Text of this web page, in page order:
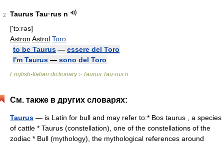
2
Taurus Tau·rus n
['tɔːrəs]
Astron Astrol Toro
to be Taurus — essere del Toro
I'm Taurus — sono del Toro
English-Italian dictionary> Taurus Tau·rus n
См. также в других словарях:
Taurus — is Latin for bull and may refer to:* Bos taurus , a species
of cattle * Taurus (constellation), one of the constellations of the
zodiac * Bull (mythology), the mythological references around